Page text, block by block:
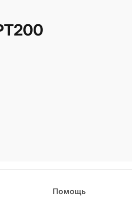
Помощь